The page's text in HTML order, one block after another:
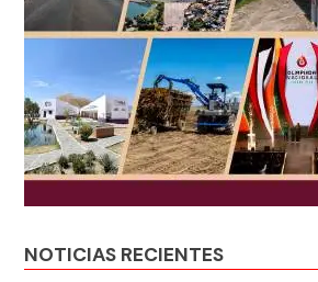
NOTICIAS RECIENTES